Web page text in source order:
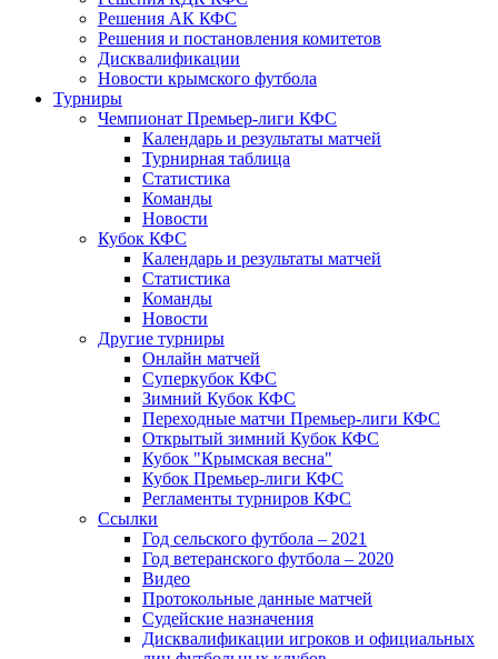
Решения АК КФС
Решения и постановления комитетов
Дисквалификации
Новости крымского футбола
Турниры
Чемпионат Премьер-лиги КФС
Календарь и результаты матчей
Турнирная таблица
Статистика
Команды
Новости
Кубок КФС
Календарь и результаты матчей
Статистика
Команды
Новости
Другие турниры
Онлайн матчей
Суперкубок КФС
Зимний Кубок КФС
Переходные матчи Премьер-лиги КФС
Открытый зимний Кубок КФС
Кубок "Крымская весна"
Кубок Премьер-лиги КФС
Регламенты турниров КФС
Ссылки
Год сельского футбола – 2021
Год ветеранского футбола – 2020
Видео
Протокольные данные матчей
Судейские назначения
Дисквалификации игроков и официальных